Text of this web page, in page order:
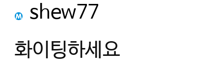
shew77
화이팅하세요